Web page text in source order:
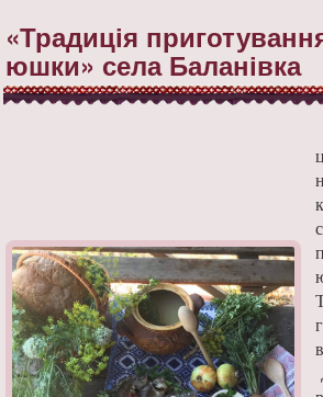
«Традиція
юшки» села Баланівка